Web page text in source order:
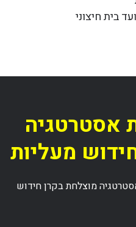
בית חיצוני
אסטרטגיה
מעליות
מוצלחת בקרן חידוש